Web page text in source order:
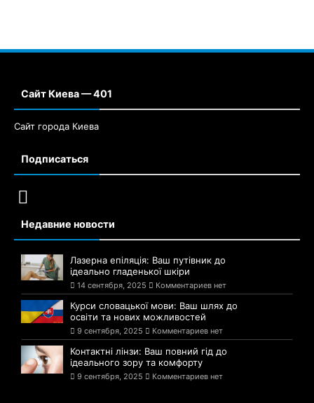
Сайт Киева — 401
Сайт города Киева
Подписаться
Недавние новости
Лазерна епіляція: Ваш путівник до
ідеально гладенької шкіри
14 сентября, 2025 Комментариев нет
Курси словацької мови: Ваш шлях до
освіти та нових можливостей
9 сентября, 2025 Комментариев нет
Контактні лінзи: Ваш повний гід до
ідеального зору та комфорту
9 сентября, 2025 Комментариев нет